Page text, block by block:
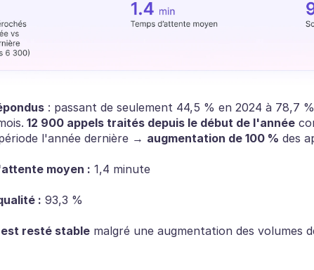
: passant de seulement 44,5 % en 2024 à 78,7
12 900 appels traités depuis le début de l'année
l'année dernière → augmentation de 100 % des
moyen : 1,4 minute
: 93,3 %
est resté stable malgré une augmentation des volumes